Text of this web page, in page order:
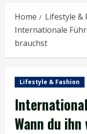
Home
Lifestyle &
Internationale
brauchst
Lifestyle & Fashion
Wann du